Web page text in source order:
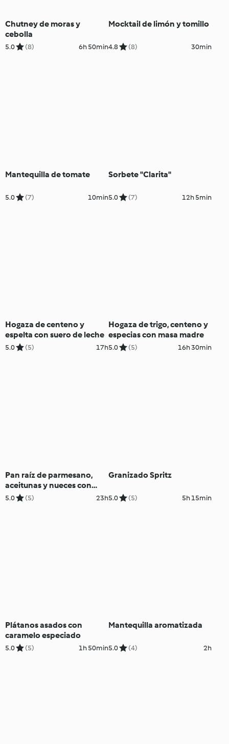
Chutney de moras y
cebolla
5.0 (8) 6h 50min
Mocktail de limón y tomillo
4.8 (8) 30min
Mantequilla de tomate
5.0 (7) 10min
Sorbete "Clarita"
5.0 (7) 12h 5min
Hogaza de centeno y
espelta con suero de leche
5.0 (5) 17h
Hogaza de trigo, centeno y
especias con masa madre
5.0 (5) 16h 30min
Pan raíz de parmesano,
aceitunas y nueces con
masa madre (larga
5.0 (5) 23h
Granizado Spritz
5.0 (5) 5h 15min
Plátanos asados con
caramelo especiado
5.0 (5) 1h 50min
Mantequilla aromatizada
5.0 (4) 2h